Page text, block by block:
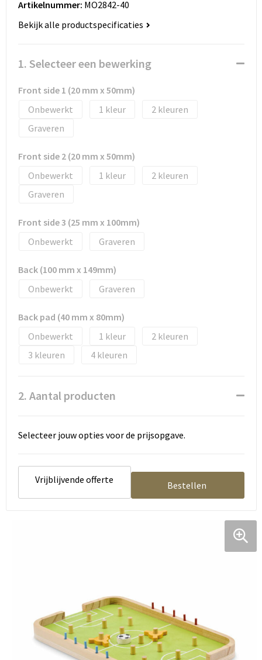
ICT
Reizen & recreatie
Scholen & Verenigingen
Sport
Wellness en zorg
Huis, Tuin en Dier
Geboorte, kinderen en speelgoed
Landbouw
Paraplu's en regenkleding
Petten, hoedjes en mutsen
Safety
Sport en Recreatie
Tassen en Rugzakken
Verzorging en Wellness
Vrije tijd en reizen
Bodywarmers en vesten
Dekens, Fleecedekens en Kussens
Fluo - Veiligheid
Gebreide truien / Gilets
Handschoenen en Sjaals
Jassen
Kledingaccessoires
Ondergoed, Sokken en Nachtkleding
Peuters en Baby's
Sport
Eco gifts
Reizen & Recreatie
Scholen & Vereniging
Wellness en zorg
Zorg & Welzijn
Artikelnummer: MO2842-40
Bekijk alle productspecificaties
1. Selecteer een bewerking
Front side 1 (20 mm x 50mm)
Onbewerkt
1
2
Graveren
Front side 2 (20 mm x 50mm)
Onbewerkt
1
2
Graveren
Front side 3 (25 mm x 100mm)
Onbewerkt
Graveren
Back (100 mm x 149mm)
Onbewerkt
Graveren
Back pad (40 mm x 80mm)
Onbewerkt
1
2
3
4
2. Aantal producten
Selecteer jouw opties voor de prijsopgave.
Vrijblijvende offerte Bestellen